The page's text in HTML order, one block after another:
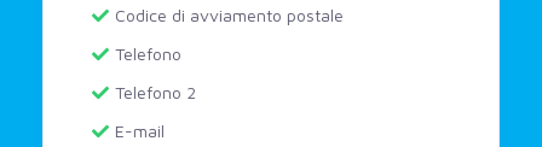
Codice di avviamento postale
Telefono
Telefono 2
E-mail